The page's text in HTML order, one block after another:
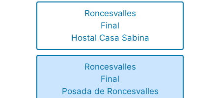
Roncesvalles
Final
Hostal Casa Sabina
Roncesvalles
Final
Posada de Roncesvalles